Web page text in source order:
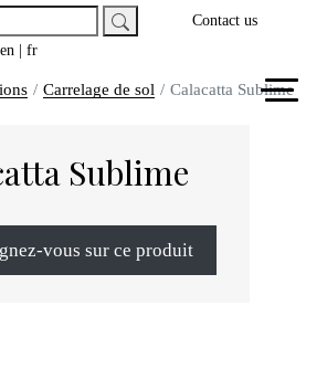
Contact us
en fr
Carrelage de sol Calacatta Sublime
Sublime
vous sur ce produit